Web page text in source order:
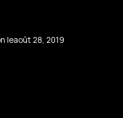
leaoût 28, 2019